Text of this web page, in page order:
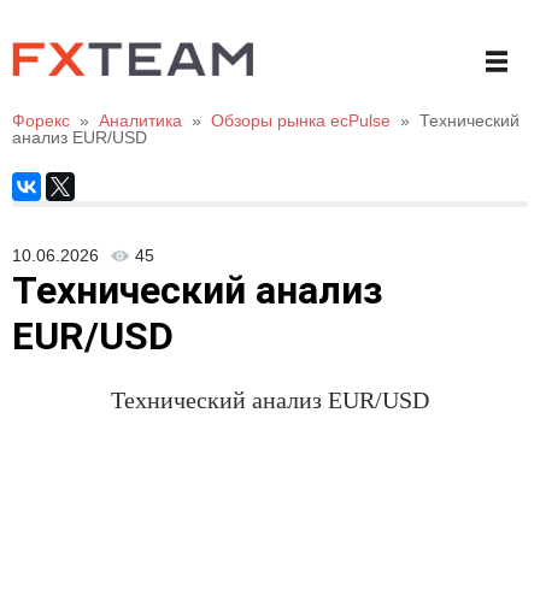
Форекс » Аналитика » Обзоры рынка ecPulse » Технический
анализ EUR/USD
10.06.2026 45
Технический анализ
EUR/USD
Технический анализ EUR/USD